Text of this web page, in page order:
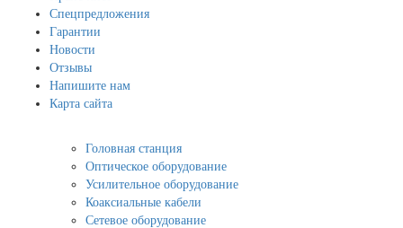
Спецпредложения
Гарантии
Новости
Отзывы
Напишите нам
Карта сайта
Головная станция
Оптическое оборудование
Усилительное оборудование
Коаксиальные кабели
Сетевое оборудование